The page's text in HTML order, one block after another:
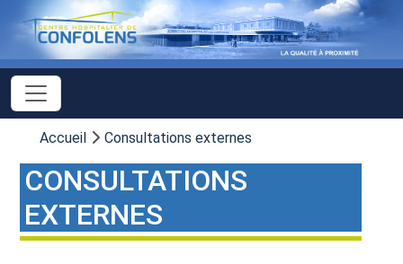
Accueil Consultations externes
CONSULTATIONS
EXTERNES